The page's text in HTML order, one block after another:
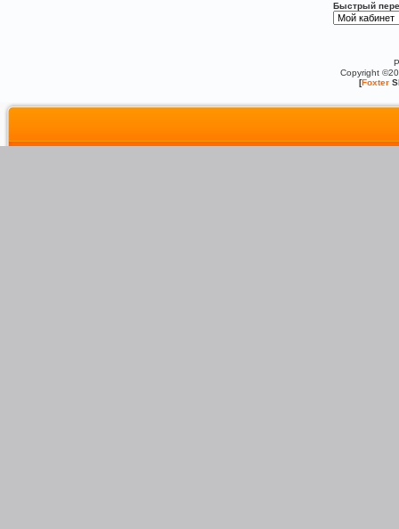
Быстрый
Copyright
[Foxter